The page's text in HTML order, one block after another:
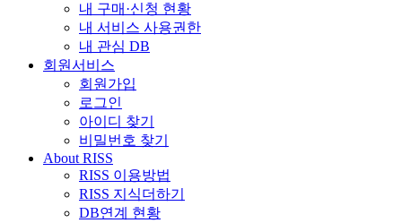
내 구매·신청 현황
내 서비스 사용권한
내 관심 DB
회원서비스
회원가입
로그인
아이디 찾기
비밀번호 찾기
About RISS
RISS 이용방법
RISS 지식더하기
DB연계 현황